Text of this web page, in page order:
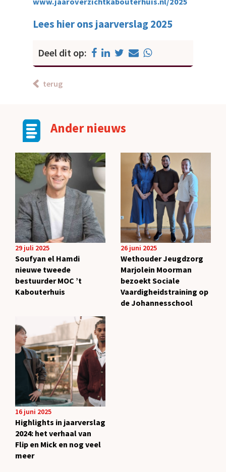
Lees hier ons jaarverslag 2025
Deel dit op:
terug
Ander nieuws
29 juli 2025
Soufyan el Hamdi
nieuwe tweede
bestuurder MOC ’t
Kabouterhuis
26 juni 2025
Wethouder Jeugdzorg
Marjolein Moorman
bezoekt Sociale
Vaardigheidstraining op
de Johannesschool
16 juni 2025
Highlights in jaarverslag
2024: het verhaal van
Flip en Mick en nog veel
meer